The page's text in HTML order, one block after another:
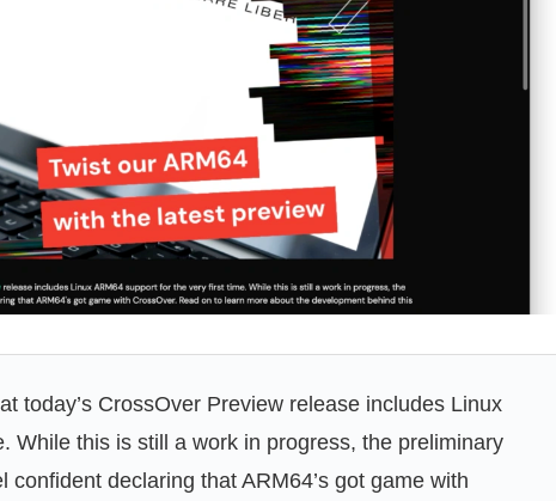
today’s CrossOver Preview release includes Linux
While this is still a work in progress, the preliminary
declaring that ARM64’s got game with